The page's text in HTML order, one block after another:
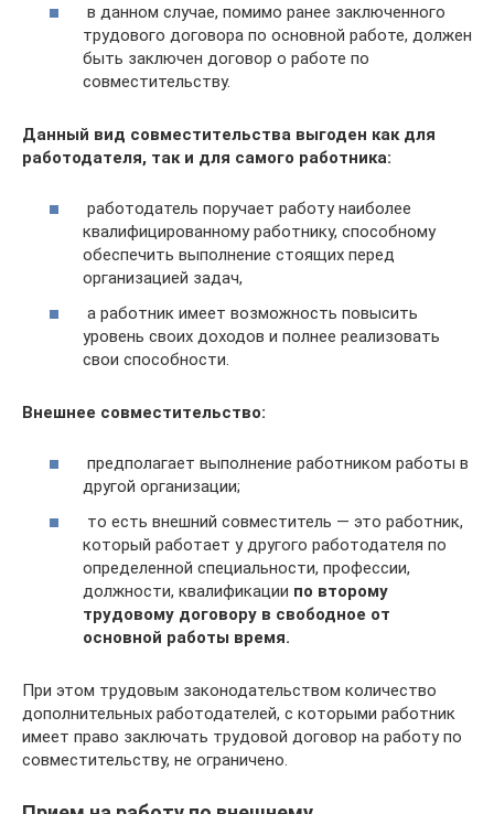
в данном случае, помимо ранее заключенного
трудового договора по основной работе, должен
быть заключен договор о работе по
совместительству.
Данный вид совместительства выгоден как для
работодателя, так и для самого работника:
работодатель поручает работу наиболее
квалифицированному работнику, способному
обеспечить выполнение стоящих перед
организацией задач,
а работник имеет возможность повысить
уровень своих доходов и полнее реализовать
свои способности.
Внешнее совместительство:
предполагает выполнение работником работы в
другой организации;
то есть внешний совместитель — это работник,
который работает у другого работодателя по
определенной специальности, профессии,
должности, квалификации по второму
трудовому договору в свободное от
основной работы время.
При этом трудовым законодательством количество
дополнительных работодателей, с которыми работник
имеет право заключать трудовой договор на работу по
совместительству, не ограничено.